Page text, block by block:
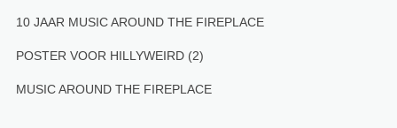
10 JAAR MUSIC AROUND THE FIREPLACE
POSTER VOOR HILLYWEIRD (2)
MUSIC AROUND THE FIREPLACE